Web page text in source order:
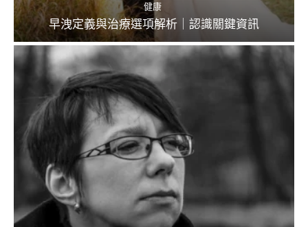
健康
早洩定義與治療選項解析｜認識關鍵資訊